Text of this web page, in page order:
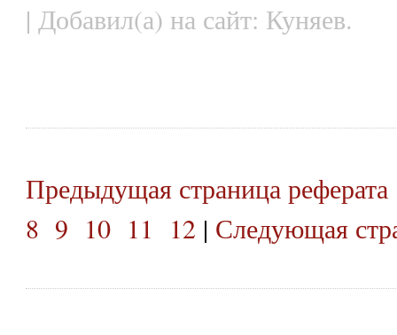
| Добавил(а) на сайт: Куняев.
Предыдущая страница реферата
8 9 10 11 12 | Следующая